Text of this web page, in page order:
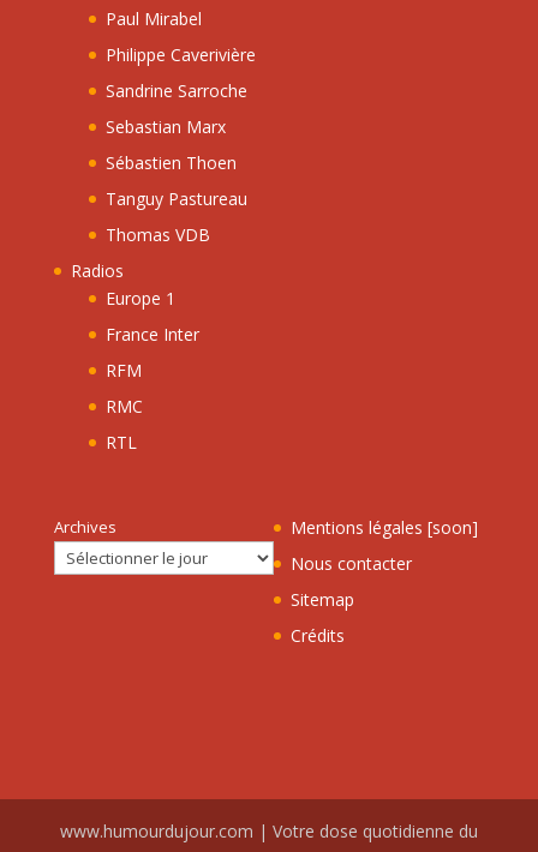
Paul Mirabel
Philippe Caverivière
Sandrine Sarroche
Sebastian Marx
Sébastien Thoen
Tanguy Pastureau
Thomas VDB
Radios
Europe 1
France Inter
RFM
RMC
RTL
Archives
Mentions légales [soon]
Nous contacter
Sitemap
Crédits
www.humourdujour.com | Votre dose quotidienne du